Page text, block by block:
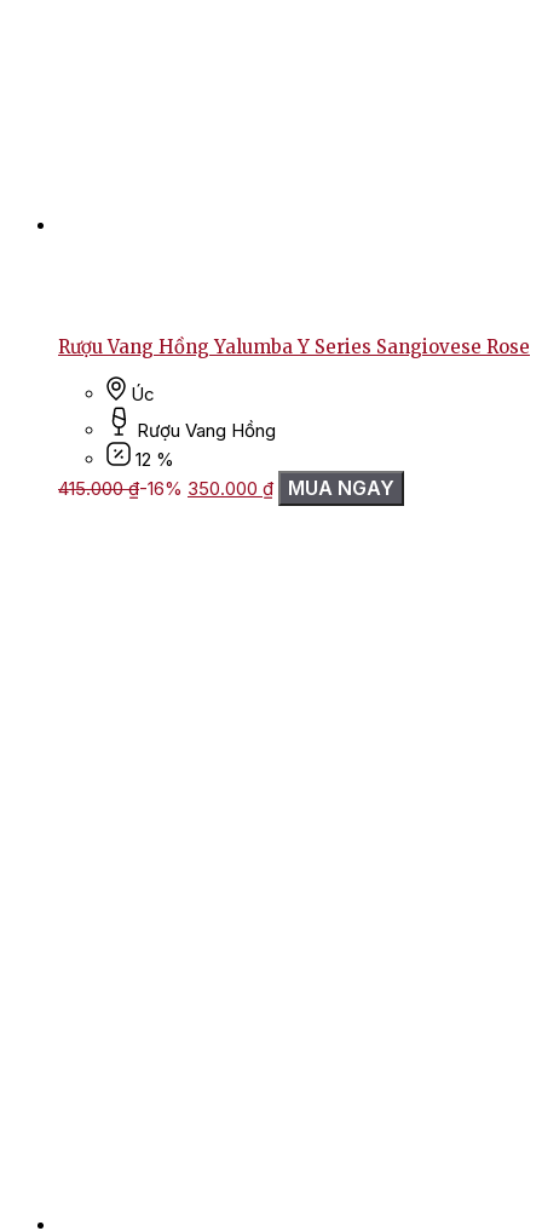
Rượu Vang Hồng Yalumba Y Series Sangiovese Rose
Úc
Rượu Vang Hồng
12 %
415.000₫-16% Giá
gốc
350.000 ₫Giá
hiện
MUA NGAY